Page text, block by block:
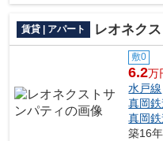
賃貸 | アパート レオネク
敷0
6.2万
水戸線
真岡鉄
真岡鉄
築16